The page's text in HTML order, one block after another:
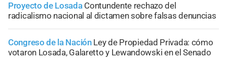
Proyecto de Losada Contundente rechazo del
radicalismo nacional al dictamen sobre falsas denuncias
Congreso de la Nación Ley de Propiedad Privada: cómo
votaron Losada, Galaretto y Lewandowski en el Senado